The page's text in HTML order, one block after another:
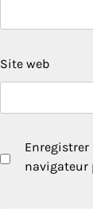
Site web
navigateur